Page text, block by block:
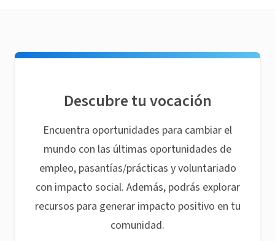
Descubre tu vocación
Encuentra oportunidades para cambiar el
mundo con las últimas oportunidades de
empleo, pasantías/prácticas y voluntariado
con impacto social. Además, podrás explorar
recursos para generar impacto positivo en tu
comunidad.